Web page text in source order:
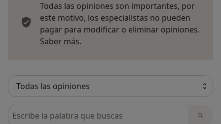
Todas las opiniones son importantes, por
este motivo, los especialistas no pueden
pagar para modificar o eliminar opiniones.
Saber más.
Busca en opiniones